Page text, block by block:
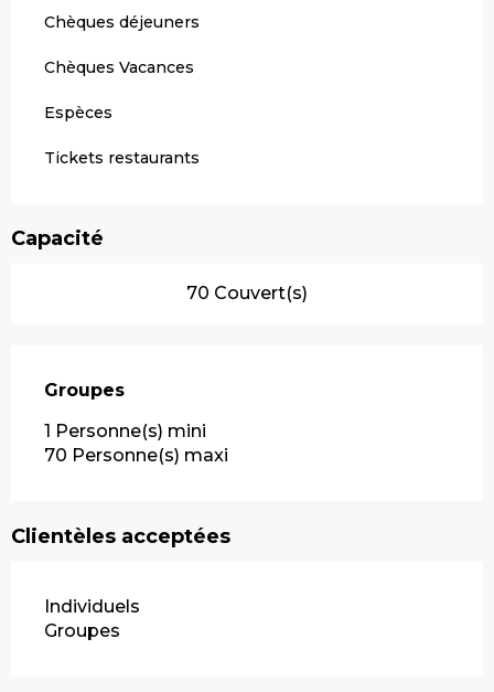
Chèques déjeuners
Chèques Vacances
Espèces
Tickets restaurants
Capacité
70 Couvert(s)
Groupes
Groupes
1 Personne(s) mini
70 Personne(s) maxi
Clientèles acceptées
Individuels
Groupes